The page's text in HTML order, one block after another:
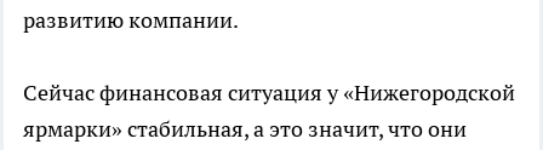
развитию компании.
Сейчас финансовая ситуация у «Нижегородской
ярмарки» стабильная, а это значит, что они